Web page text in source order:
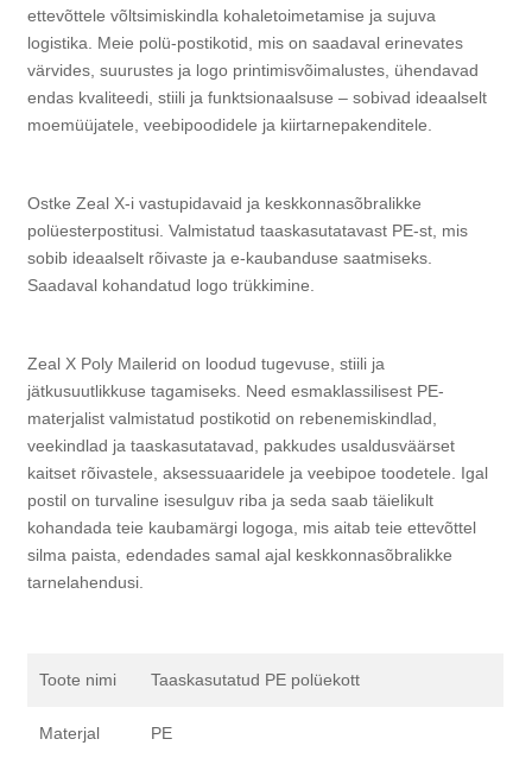
ettevõttele võltsimiskindla kohaletoimetamise ja sujuva
logistika. Meie polü-postikotid, mis on saadaval erinevates
värvides, suurustes ja logo printimisvõimalustes, ühendavad
endas kvaliteedi, stiili ja funktsionaalsuse – sobivad ideaalselt
moemüüjatele, veebipoodidele ja kiirtarnepakenditele.
Ostke Zeal X-i vastupidavaid ja keskkonnasõbralikke
polüesterpostitusi. Valmistatud taaskasutatavast PE-st, mis
sobib ideaalselt rõivaste ja e-kaubanduse saatmiseks.
Saadaval kohandatud logo trükkimine.
Zeal X Poly Mailerid on loodud tugevuse, stiili ja
jätkusuutlikkuse tagamiseks. Need esmaklassilisest PE-
materjalist valmistatud postikotid on rebenemiskindlad,
veekindlad ja taaskasutatavad, pakkudes usaldusväärset
kaitset rõivastele, aksessuaaridele ja veebipoe toodetele. Igal
postil on turvaline isesulguv riba ja seda saab täielikult
kohandada teie kaubamärgi logoga, mis aitab teie ettevõttel
silma paista, edendades samal ajal keskkonnasõbralikke
tarnelahendusi.
Toote nimi Taaskasutatud PE polüekott
Materjal PE